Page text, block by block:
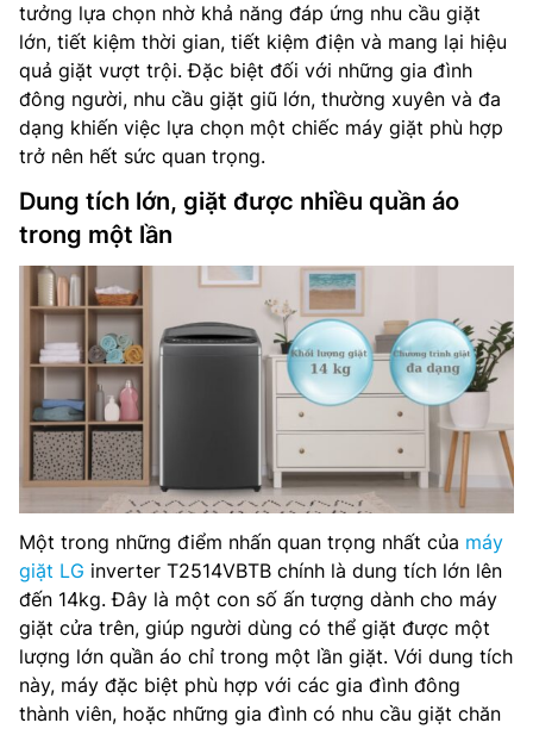
tưởng lựa chọn nhờ khả năng đáp ứng nhu cầu giặt
lớn, tiết kiệm thời gian, tiết kiệm điện và mang lại hiệu
quả giặt vượt trội. Đặc biệt đối với những gia đình
đông người, nhu cầu giặt giũ lớn, thường xuyên và đa
dạng khiến việc lựa chọn một chiếc máy giặt phù hợp
trở nên hết sức quan trọng.
Dung tích lớn, giặt được nhiều quần áo
trong một lần
Một trong những điểm nhấn quan trọng nhất của máy
giặt LG inverter T2514VBTB chính là dung tích lớn lên
đến 14kg. Đây là một con số ấn tượng dành cho máy
giặt cửa trên, giúp người dùng có thể giặt được một
lượng lớn quần áo chỉ trong một lần giặt. Với dung tích
này, máy đặc biệt phù hợp với các gia đình đông
thành viên, hoặc những gia đình có nhu cầu giặt chăn